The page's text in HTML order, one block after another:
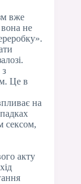
вже
не
Це в
на
сексом,
акту